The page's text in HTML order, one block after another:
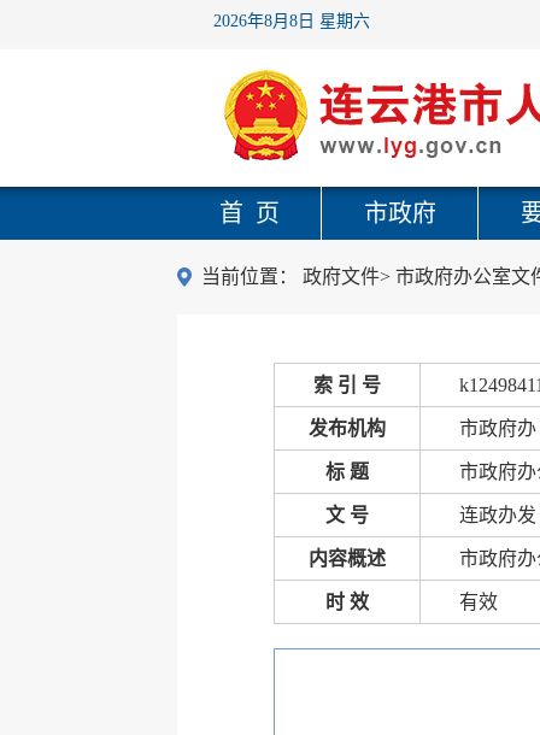
2026年8月8日 星期六
首 页 市政府
当前位置： 政府文件> 市政府办公室文
索 引 号
发布机构 市政府办
标 题 市政府
文 号 连政办发
内容概述 市政府
时 效 有效